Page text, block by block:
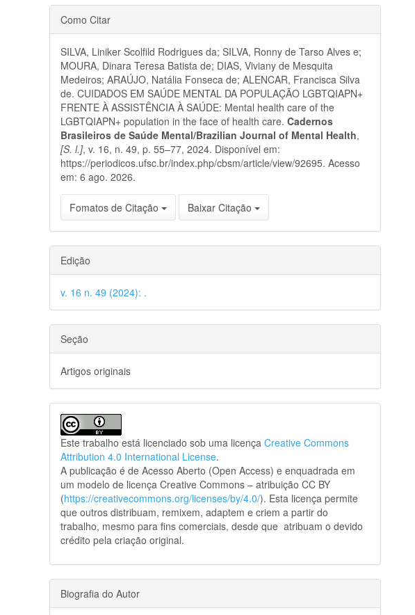
Detalhes
do
artigo
Como Citar
SILVA, Liniker Scolfild Rodrigues da; SILVA, Ronny de Tarso Alves e;
MOURA, Dinara Teresa Batista de; DIAS, Viviany de Mesquita
Medeiros; ARAÚJO, Natália Fonseca de; ALENCAR, Francisca Silva
de. CUIDADOS EM SAÚDE MENTAL DA POPULAÇÃO LGBTQIAPN+
FRENTE À ASSISTÊNCIA À SAÚDE: Mental health care of the
LGBTQIAPN+ population in the face of health care.Cadernos
Brasileiros de Saúde Mental/Brazilian Journal of Mental Health,
[S. l.], v. 16, n. 49, p. 55–77, 2024. Disponível em:
https://periodicos.ufsc.br/index.php/cbsm/article/view/92695. Acesso
em: 6 ago. 2026.
Fomatos de Citação Baixar Citação
Edição
v. 16 n. 49 (2024): .
Seção
Artigos originais
Este trabalho está licenciado sob uma licençaCreative Commons
Attribution 4.0 International License.
A publicação é de Acesso Aberto (Open Access) e enquadrada em
um modelo de licença Creative Commons – atribuição CC BY
(https://creativecommons.org/licenses/by/4.0/). Esta licença permite
que outros distribuam, remixem, adaptem e criem a partir do
trabalho, mesmo para fins comerciais, desde que atribuam o devido
crédito pela criação original.
Biografia do Autor